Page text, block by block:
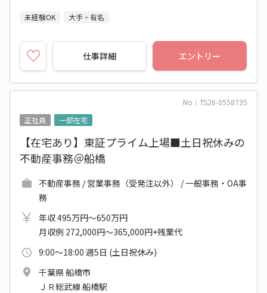
未経験OK 大手・有名
仕事詳細 エントリー
No：TS26-0558735
正社員
一部在宅
【在宅あり】東証プライム上場■土日祝休みの
不動産事務＠船橋
不動産事務 / 営業事務（受発注以外） / 一般事務・OA事
務
年収 495万円～650万円
月収例 272,000円～365,000円+残業代
9:00～18:00 週5日 (土日祝休み)
千葉県 船橋市
ＪＲ総武線 船橋駅